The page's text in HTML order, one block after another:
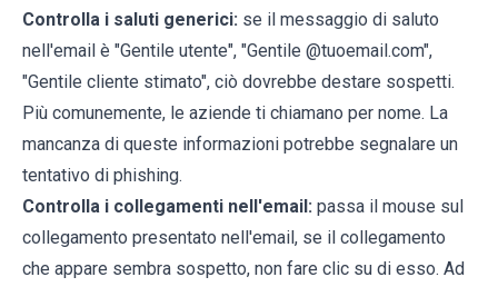
Controlla i saluti generici: se il messaggio di saluto
nell'email è "Gentile utente", "Gentile @tuoemail.com",
"Gentile cliente stimato", ciò dovrebbe destare sospetti.
Più comunemente, le aziende ti chiamano per nome. La
mancanza di queste informazioni potrebbe segnalare un
tentativo di phishing.
Controlla i collegamenti nell'email: passa il mouse sul
collegamento presentato nell'email, se il collegamento
che appare sembra sospetto, non fare clic su di esso. Ad